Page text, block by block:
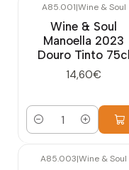
A85.001|Wine & Soul
Wine & Soul
Manoella 2023
Douro Tinto 75cl
14,60€
Quantidade
A85.003|Wine & Soul